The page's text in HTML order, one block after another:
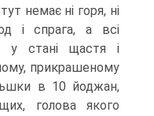
немає ні горя, ні
і спрага, а всі
у стані щастя і
прикрашеному
в 10 йоджан,
голова якого